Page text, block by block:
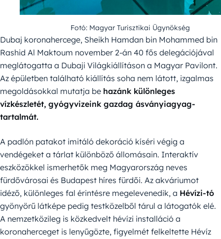
Fotó: Magyar Turisztikai Ügynökség
Dubaj koronahercege, Sheikh Hamdan bin Mohammed bin
Rashid Al Maktoum november 2-án 40 fős delegációjával
meglátogatta a Dubaji Világkiállításon a Magyar Pavilont.
Az épületben található kiállítás soha nem látott, izgalmas
megoldásokkal mutatja be hazánk különleges
vízkészletét, gyógyvizeink gazdag ásványiagyag-
tartalmát.
A padlón patakot imitáló dekoráció kíséri végig a
vendégeket a tárlat különböző állomásain. Interaktív
eszközökkel ismerhetők meg Magyarország neves
fürdővárosai és Budapest híres fürdői. Az akváriumot
idéző, különleges fal érintésre megelevenedik, a Hévízi-tó
gyönyörű látképe pedig testközelből tárul a látogatók elé.
A nemzetközileg is közkedvelt hévízi installáció a
koronaherceget is lenyűgözte, figyelmét felkeltette Hévíz